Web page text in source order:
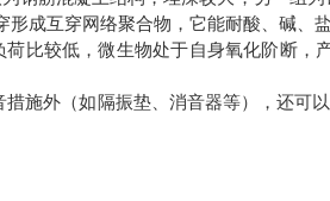
成互穿网络聚合物，它能耐酸、碱、
荷比较低，微生物处于自身氧化阶断，
施外（如隔振垫、消音器等），还可